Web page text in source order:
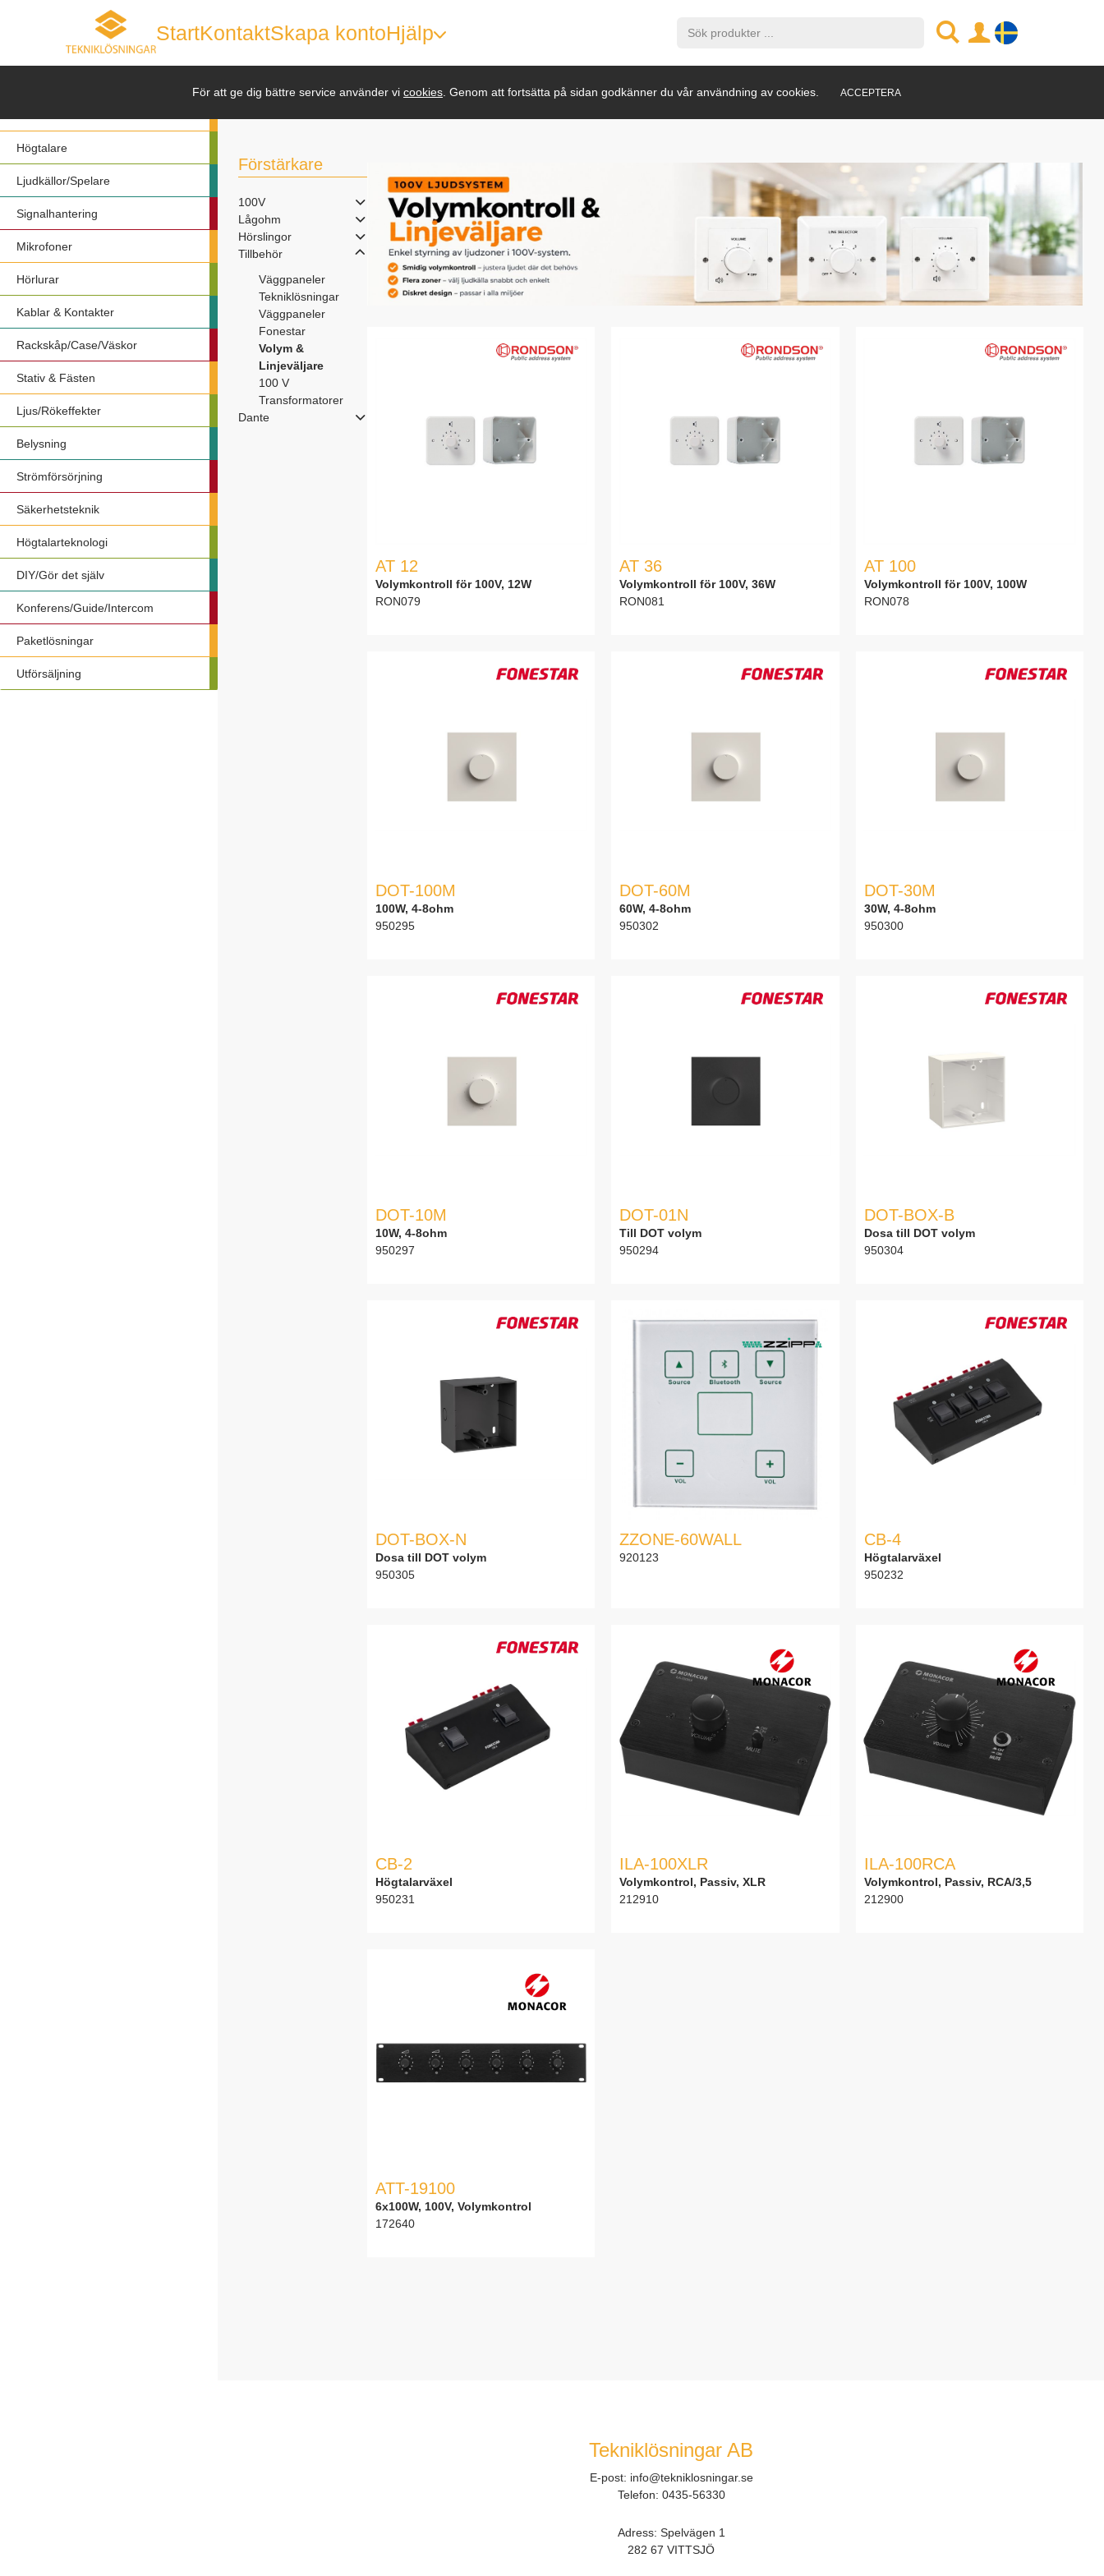
För att ge dig bättre service använder vi cookies. Genom att fortsätta på sidan godkänner du vår användning av cookies. ACCEPTERA
Högtalare
Ljudkällor/Spelare
Signalhantering
Mikrofoner
Hörlurar
Kablar & Kontakter
Rackskåp/Case/Väskor
Stativ & Fästen
Ljus/Rökeffekter
Belysning
Strömförsörjning
Säkerhetsteknik
Högtalarteknologi
DIY/Gör det själv
Konferens/Guide/Intercom
Paketlösningar
Utförsäljning
Förstärkare
100V
Lågohm
Hörslingor
Tillbehör
Väggpaneler
Tekniklösningar
Väggpaneler
Fonestar
Volym &
Linjeväljare
100 V
Transformatorer
Dante
AT 12
Volymkontroll för 100V, 12W
RON079
AT 36
Volymkontroll för 100V, 36W
RON081
AT 100
Volymkontroll för 100V, 100W
RON078
DOT-100M
100W, 4-8ohm
950295
DOT-60M
60W, 4-8ohm
950302
DOT-30M
30W, 4-8ohm
950300
DOT-10M
10W, 4-8ohm
950297
DOT-01N
Till DOT volym
950294
DOT-BOX-B
Dosa till DOT volym
950304
DOT-BOX-N
Dosa till DOT volym
950305
ZZONE-60WALL
920123
CB-4
Högtalarväxel
950232
CB-2
Högtalarväxel
950231
ILA-100XLR
Volymkontrol, Passiv, XLR
212910
ILA-100RCA
Volymkontrol, Passiv, RCA/3,5
212900
ATT-19100
6x100W, 100V, Volymkontrol
172640
Tekniklösningar AB
E-post: info@tekniklosningar.se
Telefon: 0435-56330
Adress: Spelvägen 1
282 67 VITTSJÖ
StartKontaktSkapa kontoHjälp